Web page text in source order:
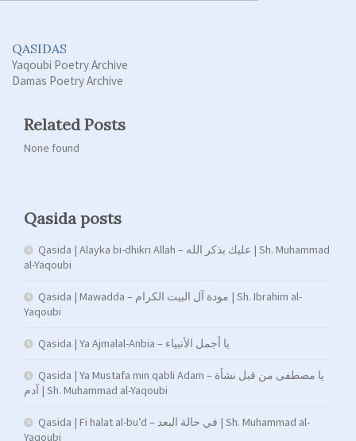
QASIDAS
Yaqoubi Poetry Archive
Damas Poetry Archive
Related Posts
None found
Qasida posts
Qasida | Alayka bi-dhikri Allah – عليك بذكر الله | Sh. Muhammad
al-Yaqoubi
Qasida | Mawadda – مودة آل البيت الكرام | Sh. Ibrahim al-
Yaqoubi
Qasida | Ya Ajmalal-Anbia – يا أجمل الأنبياء
Qasida | Ya Mustafa min qabli Adam – يا مصطفى من قبل نشأة
آدم | Sh. Muhammad al-Yaqoubi
Qasida | Fi halat al-bu’d – في حالة البعد | Sh. Muhammad al-
Yaqoubi